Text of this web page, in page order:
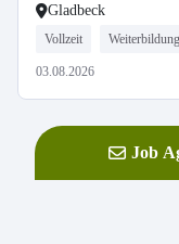
Gladbeck
Vollzeit
03.08.2026
Job